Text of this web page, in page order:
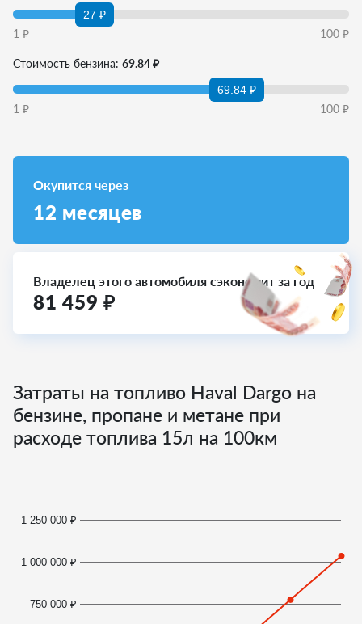
27 ₽
1 ₽ 100 ₽
Стоимость бензина: 69.84 ₽
69.84 ₽
1 ₽ 100 ₽
Окупится через
12 месяцев
Владелец этого автомобиля сэкономит за год
81 459 ₽
Затраты на топливо Haval Dargo на
бензине, пропане и метане при
расходе топлива 15л на 100км
750 000 ₽
1 000 000 ₽
1 250 000 ₽